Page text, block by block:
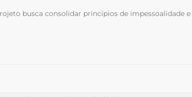
busca consolidar princípios de impessoalidade